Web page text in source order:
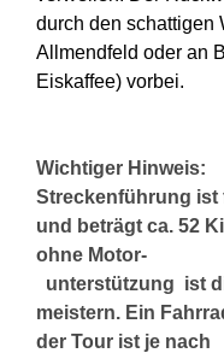
durch den schattigen
Allmendfeld oder an
Eiskaffee) vorbei.
Wichtiger
Streckenführung ist
und beträgt ca. 52
unterstützung ist
meistern. Ein
der